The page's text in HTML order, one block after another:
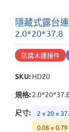
隱藏式露台
2.0*20*37.8
防腐木連接件
SKU: HD20
規格: 2.0*20*37.8
尺寸:
2 × 20 ×
0.08 ×